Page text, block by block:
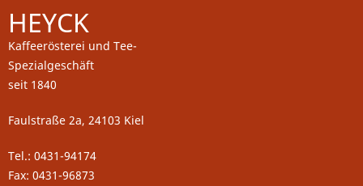
HEYCK
Kaffeerösterei und Tee-
Spezialgeschäft
seit 1840
Faulstraße 2a, 24103 Kiel
Tel.: 0431-94174
Fax: 0431-96873